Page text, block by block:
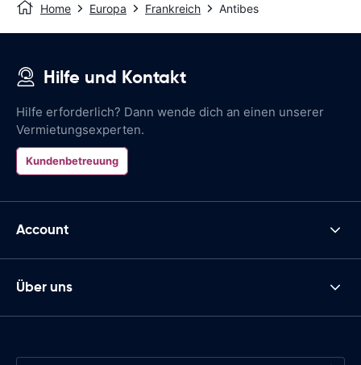
Home Europa Frankreich Antibes
Hilfe und Kontakt
Hilfe erforderlich? Dann wende dich an einen unserer
Vermietungsexperten.
Kundenbetreuung
Account
Über uns